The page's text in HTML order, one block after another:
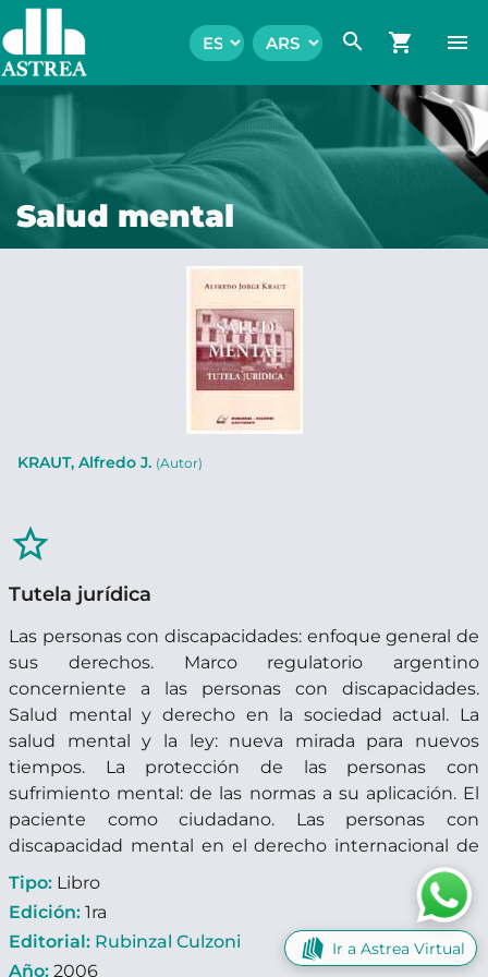
search shopping_cart menu
Salud mental
KRAUT, Alfredo J. (Autor)
star_border
Tutela jurídica
Las personas con discapacidades: enfoque general de
sus derechos. Marco regulatorio argentino
concerniente a las personas con discapacidades.
Salud mental y derecho en la sociedad actual. La
salud mental y la ley: nueva mirada para nuevos
tiempos. La protección de las personas con
sufrimiento mental: de las normas a su aplicación. El
paciente como ciudadano. Las personas con
discapacidad mental en el derecho internacional de
los derechos humanos. Protección de los derechos
humanos de las personas con afecciones mentales:
sistema supranacional. Ámbito local. Los medios
coercitivos en el tratamiento de los pacientes
Tipo: Libro
Edición: 1ra
Editorial: Rubinzal Culzoni
Año: 2006
Ir a Astrea Virtual